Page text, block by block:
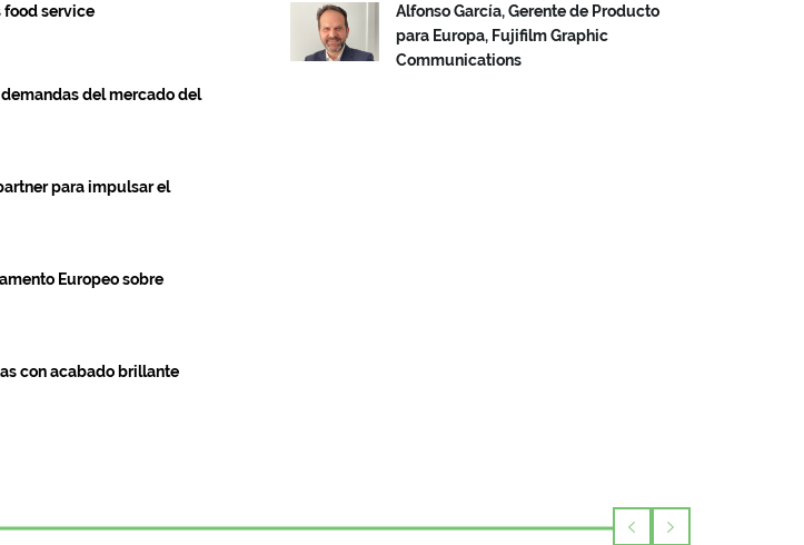
food service
demandas del mercado del
para impulsar el
Europeo sobre
con acabado brillante
Alfonso García, Gerente de Producto
para Europa, Fujifilm Graphic
Communications